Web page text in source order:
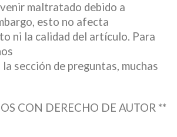
maltratado debido a
esto no afecta
ni la calidad del artículo. Para
sección de preguntas, muchas
CON DERECHO DE AUTOR **